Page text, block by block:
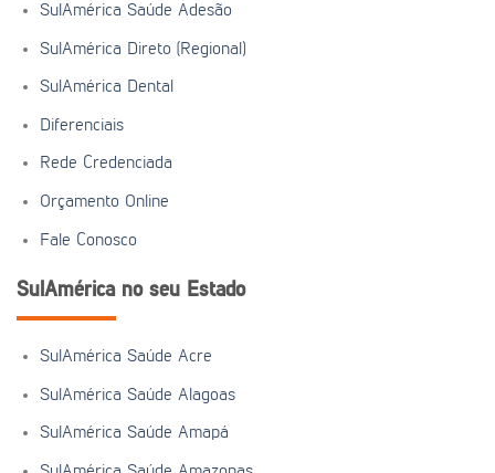
SulAmérica Saúde Adesão
SulAmérica Direto (Regional)
SulAmérica Dental
Diferenciais
Rede Credenciada
Orçamento Online
Fale Conosco
SulAmérica no seu Estado
SulAmérica Saúde Acre
SulAmérica Saúde Alagoas
SulAmérica Saúde Amapá